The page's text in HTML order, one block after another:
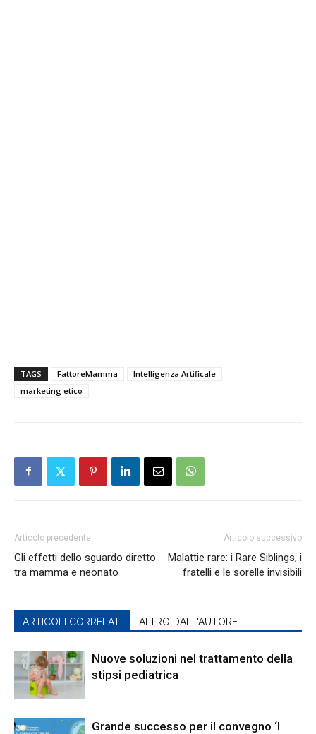
TAGS FattoreMamma
Intelligenza Artificale
marketing etico
Articolo precedente
Gli effetti dello sguardo diretto
tra mamma e neonato
Articolo successivo
Malattie rare: i Rare Siblings, i
fratelli e le sorelle invisibili
ARTICOLI CORRELATI ALTRO DALL'AUTORE
Nuove soluzioni nel trattamento della
stipsi pediatrica
Grande successo per il convegno ‘I